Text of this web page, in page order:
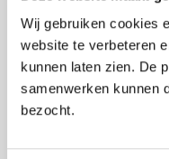
Wij gebruiken cookies
website te verbeteren
kunnen laten zien. De
samenwerken kunnen
bezocht.
Bio
Latest
is